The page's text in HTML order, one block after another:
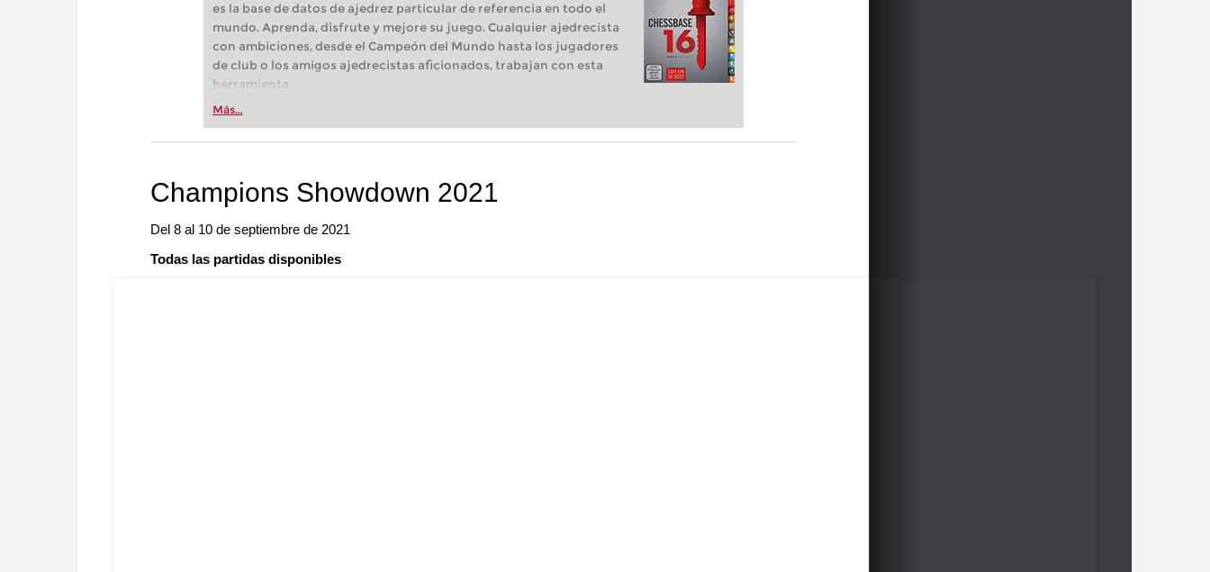
es la base de datos de ajedrez particular de referencia en todo el
mundo. Aprenda, disfrute y mejore su juego. Cualquier ajedrecista
con ambiciones, desde el Campeón del Mundo hasta los jugadores
de club o los amigos ajedrecistas aficionados, trabajan con esta
herramienta.
Más...
Champions Showdown 2021
Del 8 al 10 de septiembre de 2021
Todas las partidas disponibles